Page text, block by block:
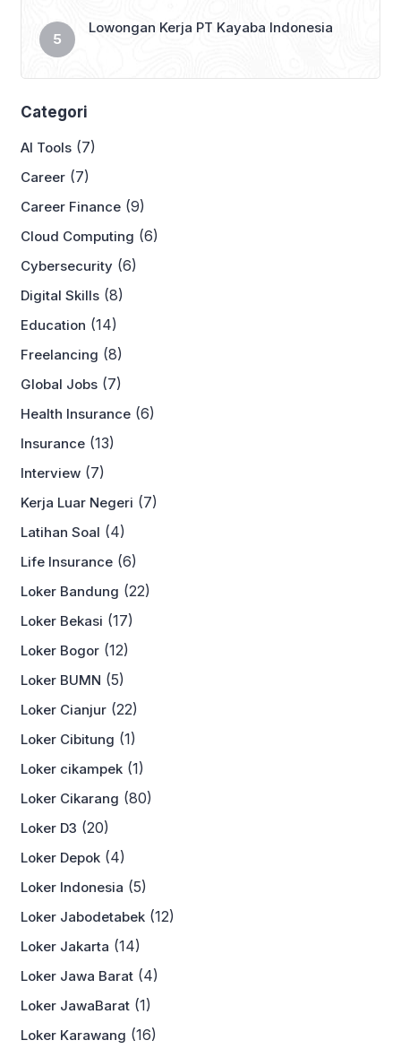
Lowongan Kerja PT Kayaba Indonesia
Categori
AI Tools (7)
Career (7)
Career Finance (9)
Cloud Computing (6)
Cybersecurity (6)
Digital Skills (8)
Education (14)
Freelancing (8)
Global Jobs (7)
Health Insurance (6)
Insurance (13)
Interview (7)
Kerja Luar Negeri (7)
Latihan Soal (4)
Life Insurance (6)
Loker Bandung (22)
Loker Bekasi (17)
Loker Bogor (12)
Loker BUMN (5)
Loker Cianjur (22)
Loker Cibitung (1)
Loker cikampek (1)
Loker Cikarang (80)
Loker D3 (20)
Loker Depok (4)
Loker Indonesia (5)
Loker Jabodetabek (12)
Loker Jakarta (14)
Loker Jawa Barat (4)
Loker JawaBarat (1)
Loker Karawang (16)